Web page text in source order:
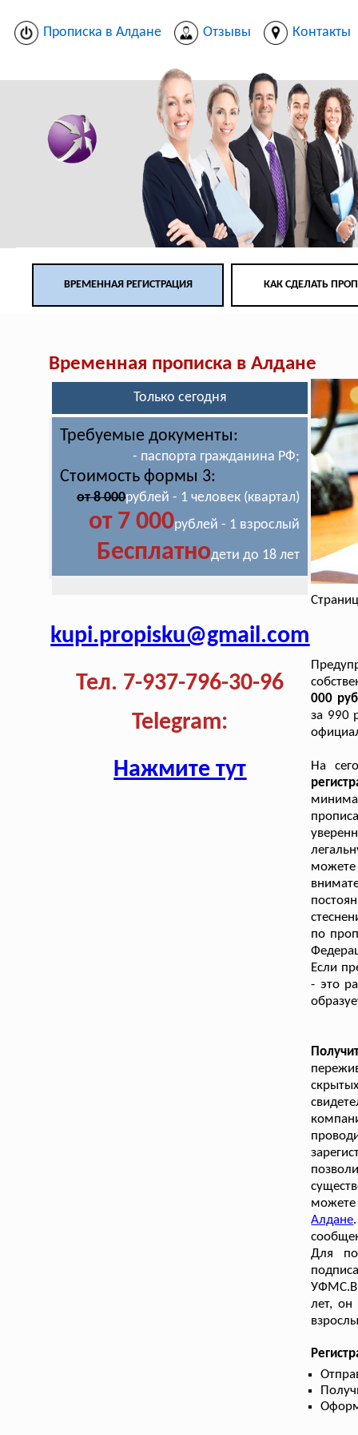
Прописка в Алдане Отзывы Контакты
ВРЕМЕННАЯ РЕГИСТРАЦИЯ КАК СДЕЛАТЬ
Временная прописка в Алдане
Только сегодня
Требуемые документы:
- паспорта гражданина РФ;
Стоимость формы 3:
от 8 000рублей - 1 человек (квартал)
от 7 000рублей - 1 взрослый
Бесплатнодети до 18 лет
kupi.propisku@gmail.com
Тел. 7-937-796-30-96
Telegram:
Нажмите тут
000
за 990
На
можете
по
Если
- это
Алдане
Для
УФМС.В
лет,